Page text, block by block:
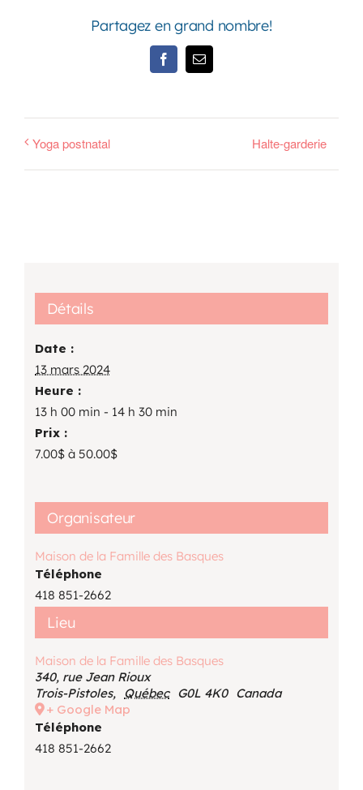
Partagez en grand nombre!
FacebookEmail
Yoga postnatal Halte-garderie
Détails
Date :
13 mars 2024
Heure :
13 h 00 min - 14 h 30 min
Prix :
7.00$ à 50.00$
Lieu
Maison de la Famille des Basques
340, rue Jean Rioux
Trois-Pistoles, Québec G0L 4K0 Canada
+ Google Map
Téléphone
418 851-2662
Organisateur
Maison de la Famille des Basques
Téléphone
418 851-2662